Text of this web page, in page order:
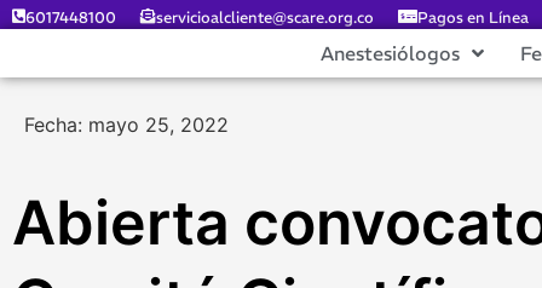
6017448100 servicioalcliente@scare.org.co Pagos en Línea
Anestesiólogos
Fecha: mayo 25, 2022
Abierta